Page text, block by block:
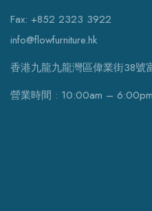
Fax: +852 2323 3922
info@flowfurniture.hk
香港九龍九龍灣區偉業街38號
營業時間 : 10:00am – 6:00pm